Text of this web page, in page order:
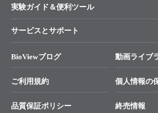
新製品情報
キャンペーン
タカラバイオ各種会員募集のお知らせ
終売製品のお知らせ
価格改定のご案内
実験ガイド＆便利ツール
リアルタイムPCR実験のススメ
幹細胞・再生医療研究ガイド
クローニング実験ガイド
SMARTer NGSポータルサイト
サービスとサポート
総合お問い合わせ
├ 実験コンシェルジュ
BioViewブログ 動画ライブ
ご利用規約 個人情報の
品質保証ポリシー 終売情報